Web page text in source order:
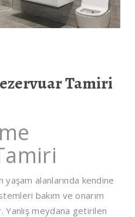
Tamiri
alanlarında kendine
bakım ve onarım
Yanlış meydana getirilen